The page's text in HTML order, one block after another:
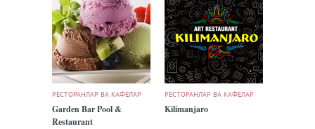
РЕСТОРАНЛАР ВА КАФЕЛАР
Garden Bar Pool &
Restaurant
РЕСТОРАНЛАР ВА КАФЕЛАР
Kilimanjaro